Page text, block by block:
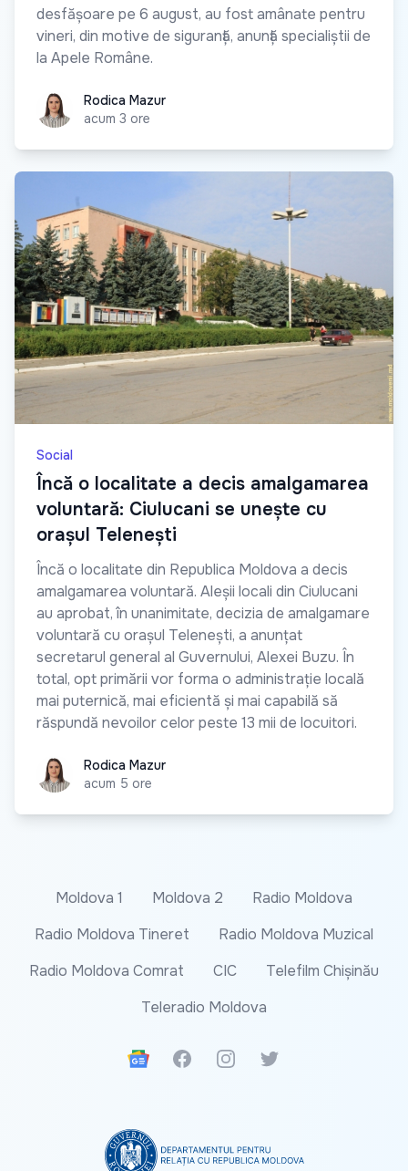
desfășoare pe 6 august, au fost amânate pentru
vineri, din motive de siguranță, anunță specialiștii de
la Apele Române.
Rodica MazurRodica Mazur
acum 3 ore
Social
Încă o localitate a decis amalgamarea
voluntară: Ciulucani se unește cu
orașul Telenești
Încă o localitate din Republica Moldova a decis
amalgamarea voluntară. Aleșii locali din Ciulucani
au aprobat, în unanimitate, decizia de amalgamare
voluntară cu orașul Telenești, a anunțat
secretarul general al Guvernului, Alexei Buzu. În
total, opt primării vor forma o administrație locală
mai puternică, mai eficientă și mai capabilă să
răspundă nevoilor celor peste 13 mii de locuitori.
Rodica MazurRodica Mazur
acum 5 ore
Moldova 1 Moldova 2
Radio Moldova
Radio Moldova Tineret
Radio Moldova Muzical
Radio Moldova Comrat
CIC
Telefilm Chișinău
Teleradio Moldova
Google News
FacebookInstagramTwitter